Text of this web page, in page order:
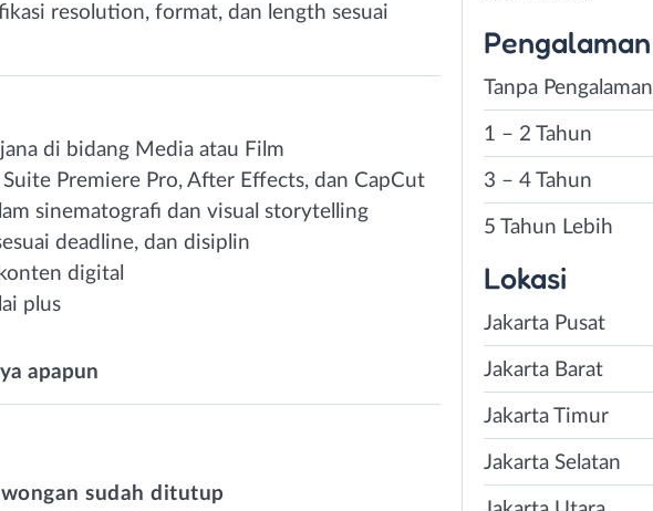
resolution, format, dan length sesuai
di bidang Media atau Film
Premiere Pro, After Effects, dan CapCut
sinematografi dan visual storytelling
deadline, dan disiplin
digital
plus
apapun
sudah ditutup
Pengalaman
Tanpa Pengalaman
1 – 2 Tahun
3 – 4 Tahun
5 Tahun Lebih
Lokasi
Jakarta Pusat
Jakarta Barat
Jakarta Timur
Jakarta Selatan